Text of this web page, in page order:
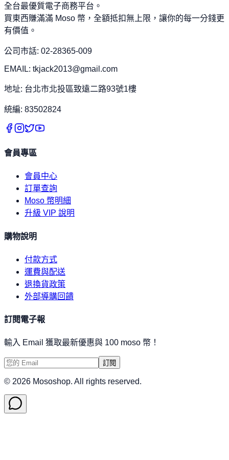
全台最優質電子商務平台。
買東西賺滿滿 Moso 幣，全額抵扣無上限，讓你的每一分錢更
有價值。
公司市話: 02-28365-009
EMAIL: tkjack2013@gmail.com
地址: 台北市北投區致遠二路93號1樓
統編: 83502824
會員專區
會員中心
訂單查詢
Moso 幣明細
升級 VIP 說明
購物說明
付款方式
運費與配送
退換貨政策
外部導購回饋
訂閱電子報
輸入 Email 獲取最新優惠與 100 moso 幣！
訂閱
© 2026 Mososhop. All rights reserved.